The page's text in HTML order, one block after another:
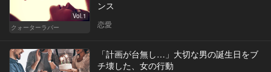
Vol.1
クォーターラバー
ンス
恋愛
「計画が台無し…」大切な男の誕生日をブ
チ壊した、女の行動